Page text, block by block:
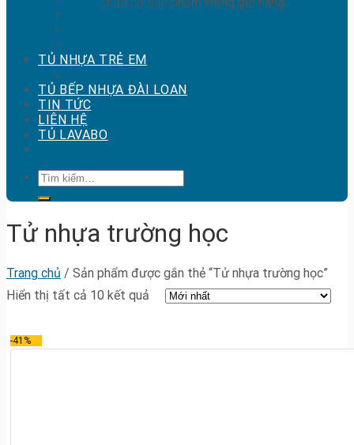
TỦ NHỰA TRẺ EM
TỦ BẾP NHỰA ĐÀI LOAN
TIN TỨC
LIÊN HỆ
TỦ LAVABO
Tìm
kiếm:
Tử nhựa trường học
Trang chủ / Sản phẩm được gắn thẻ “Tử nhựa trường học”
Hiển thị tất cả 10 kết quả
-41%